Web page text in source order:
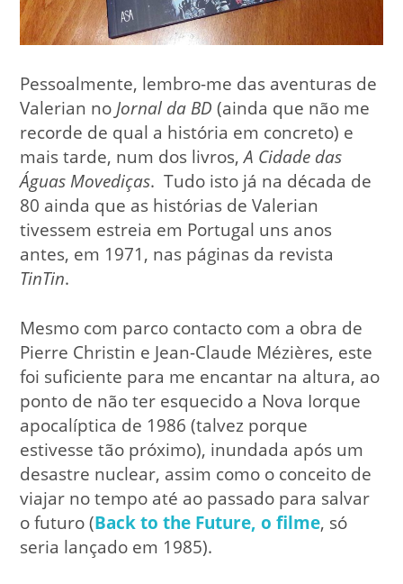
Pessoalmente, lembro-me das aventuras de
Valerian no Jornal da BD (ainda que não me
recorde de qual a história em concreto) e
mais tarde, num dos livros,A Cidade das
Águas Movediças. Tudo isto já na década de
80 ainda que as histórias de Valerian
tivessem estreia em Portugal uns anos
antes, em 1971, nas páginas da revista
TinTin.
Mesmo com parco contacto com a obra de
Pierre Christin e Jean-Claude Mézières, este
foi suficiente para me encantar na altura, ao
ponto de não ter esquecido a Nova Iorque
apocalíptica de 1986 (talvez porque
estivesse tão próximo), inundada após um
desastre nuclear, assim como o conceito de
viajar no tempo até ao passado para salvar
o futuro (Back to the Future, o filme, só
seria lançado em 1985).